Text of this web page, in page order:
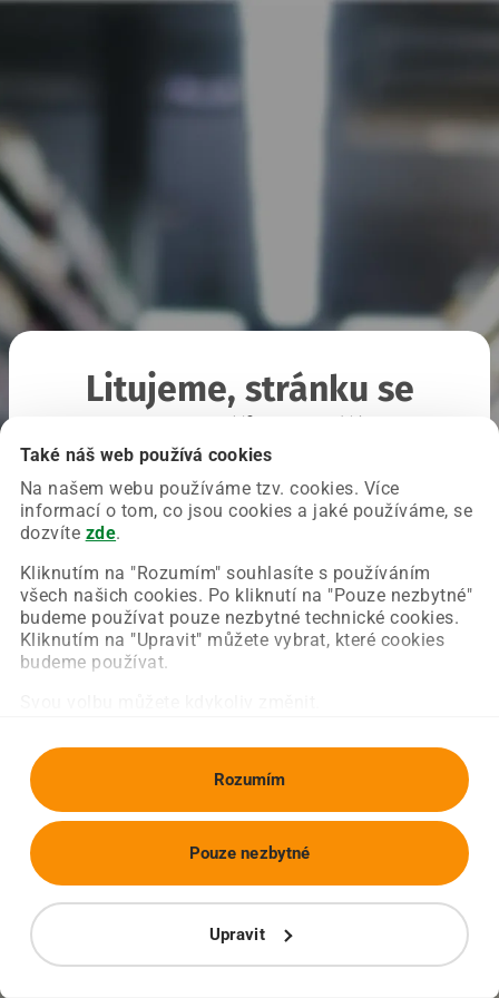
Také náš web používá cookies
Na našem webu používáme tzv. cookies. Více
informací o tom, co jsou cookies a jaké používáme, se
dozvíte zde.
Kliknutím na "Rozumím" souhlasíte s používáním
všech našich cookies. Po kliknutí na "Pouze nezbytné"
budeme používat pouze nezbytné technické cookies.
Kliknutím na "Upravit" můžete vybrat, které cookies
budeme používat.
Rozumím
Upravit
Pouze nezbytné
Litujeme, stránku se
Chyba nastala na naší straně a už ji opravujeme.
Zkuste prosím znovu načíst požadovanou stránku.
Obnovit stránku Úvodní strana